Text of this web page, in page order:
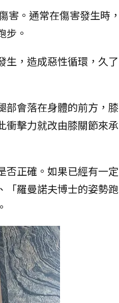
害。通常在傷害發生時，
步。
生，造成惡性循環，久了
部會落在身體的前方，膝
衝擊力就改由膝關節來承
否正確。如果已經有一定
「羅曼諾夫博士的姿勢跑